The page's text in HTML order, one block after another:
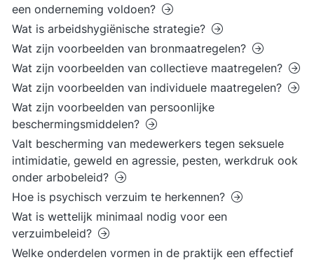
een onderneming voldoen?
Wat is arbeidshygiënische strategie?
Wat zijn voorbeelden van bronmaatregelen?
Wat zijn voorbeelden van collectieve maatregelen?
Wat zijn voorbeelden van individuele maatregelen?
Wat zijn voorbeelden van persoonlijke
beschermingsmiddelen?
Valt bescherming van medewerkers tegen seksuele
intimidatie, geweld en agressie, pesten, werkdruk ook
onder arbobeleid?
Hoe is psychisch verzuim te herkennen?
Wat is wettelijk minimaal nodig voor een
verzuimbeleid?
Welke onderdelen vormen in de praktijk een effectief